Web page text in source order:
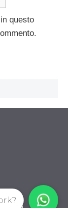
questo